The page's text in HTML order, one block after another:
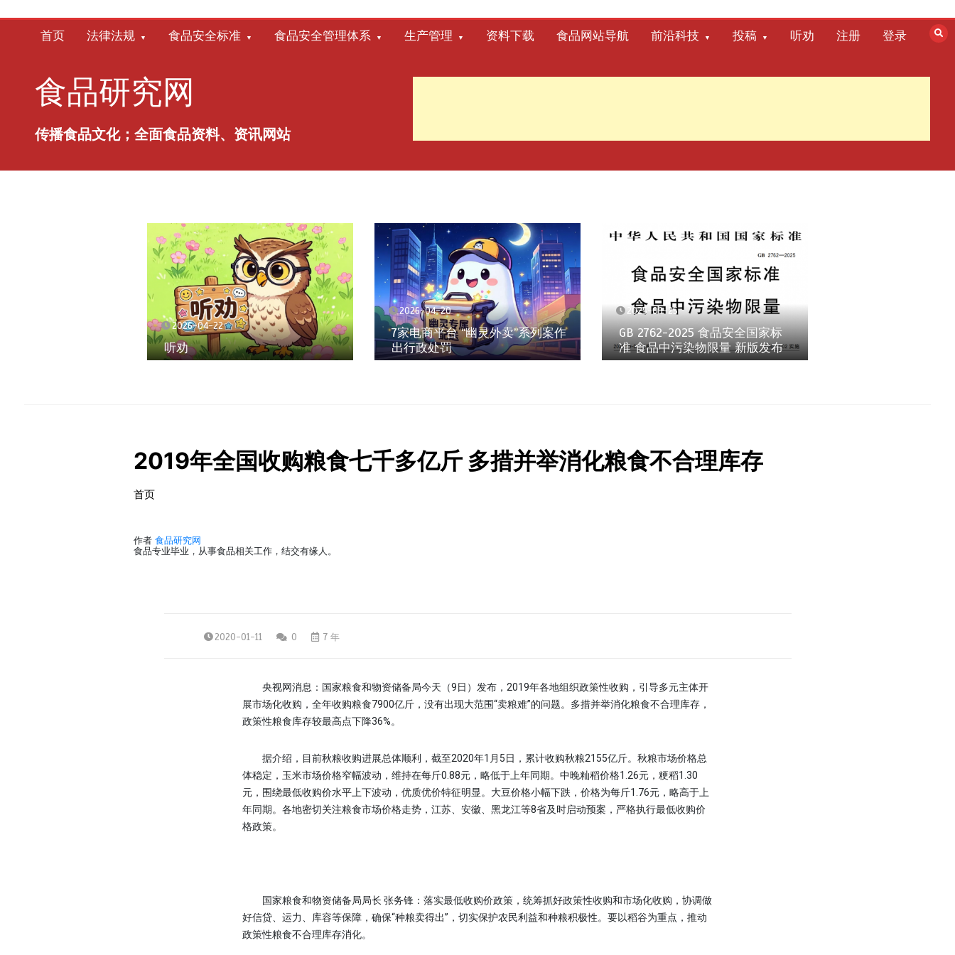
首页 法律法规 食品安全标准 食品安全管理体系 生产管理 资料下载 食品网站导航 前沿科技 投稿 听劝 注册 登录
食品研究网
传播食品文化；全面食品资料、资讯网站
2026-04-22
听劝
2026-04-20
7家电商平台 “幽灵外卖”系列案作
出行政处罚
2025-09-25
GB 2762-2025 食品安全国家标
准 食品中污染物限量 新版发布
2019年全国收购粮食七千多亿斤 多措并举消化粮食不合理库存
首页
作者食品研究网
食品专业毕业，从事食品相关工作，结交有缘人。
2020-01-11 0 7 年
央视网消息：国家粮食和物资储备局今天（9日）发布，2019年各地组织政策性收购，引导多元主体开
展市场化收购，全年收购粮食7900亿斤，没有出现大范围“卖粮难”的问题。多措并举消化粮食不合理库存，
政策性粮食库存较最高点下降36%。
据介绍，目前秋粮收购进展总体顺利，截至2020年1月5日，累计收购秋粮2155亿斤。秋粮市场价格总
体稳定，玉米市场价格窄幅波动，维持在每斤0.88元，略低于上年同期。中晚籼稻价格1.26元，粳稻1.30
元，围绕最低收购价水平上下波动，优质优价特征明显。大豆价格小幅下跌，价格为每斤1.76元，略高于上
年同期。各地密切关注粮食市场价格走势，江苏、安徽、黑龙江等8省及时启动预案，严格执行最低收购价
格政策。
国家粮食和物资储备局局长 张务锋：落实最低收购价政策，统筹抓好政策性收购和市场化收购，协调做
好信贷、运力、库容等保障，确保“种粮卖得出”，切实保护农民利益和种粮积极性。要以稻谷为重点，推动
政策性粮食不合理库存消化。